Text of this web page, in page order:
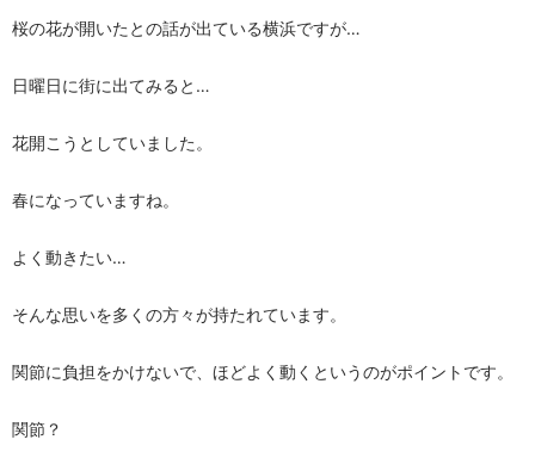
桜の花が開いたとの話が出ている横浜ですが…
日曜日に街に出てみると…
花開こうとしていました。
春になっていますね。
よく動きたい…
そんな思いを多くの方々が持たれています。
関節に負担をかけないで、ほどよく動くというのがポイントです。
関節？